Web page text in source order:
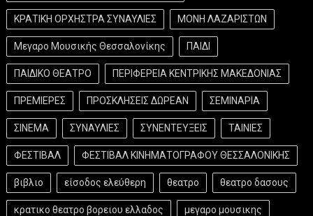
ΚΡΑΤΙΚΗ ΟΡΧΗΣΤΡΑ ΣΥΝΑΥΛΙΕΣ ΜΟΝΗ ΛΑΖΑΡΙΣΤΩΝ
Μεγαρο Μουσικής Θεσσαλονίκης ΠΑΙΔΙ
ΠΑΙΔΙΚΟ ΘΕΑΤΡΟ ΠΕΡΙΦΕΡΕΙΑ ΚΕΝΤΡΙΚΗΣ ΜΑΚΕΔΟΝΙΑΣ
ΠΡΕΜΙΕΡΕΣ ΠΡΟΣΚΛΗΣΕΙΣ ΔΩΡΕΑΝ ΣΕΜΙΝΑΡΙΑ
ΣΙΝΕΜΑ ΣΥΝΑΥΛΙΕΣ ΣΥΝΕΝΤΕΥΞΕΙΣ ΤΑΙΝΙΕΣ
ΦΕΣΤΙΒΑΛ ΦΕΣΤΙΒΑΛ ΚΙΝΗΜΑΤΟΓΡΑΦΟΥ ΘΕΣΣΑΛΟΝΙΚΗΣ
βιβλιο είσοδος ελεύθερη θεατρο θεατρο δασους
κρατικο θεατρο βορειου ελλαδος μεγαρο μουσικης